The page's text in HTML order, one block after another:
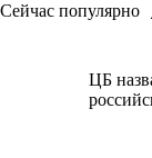
Сейчас популярно
ЦБ